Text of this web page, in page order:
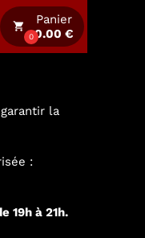
local_grocery_store
0
Panier
0.00 €
la
:
19h à 21h.